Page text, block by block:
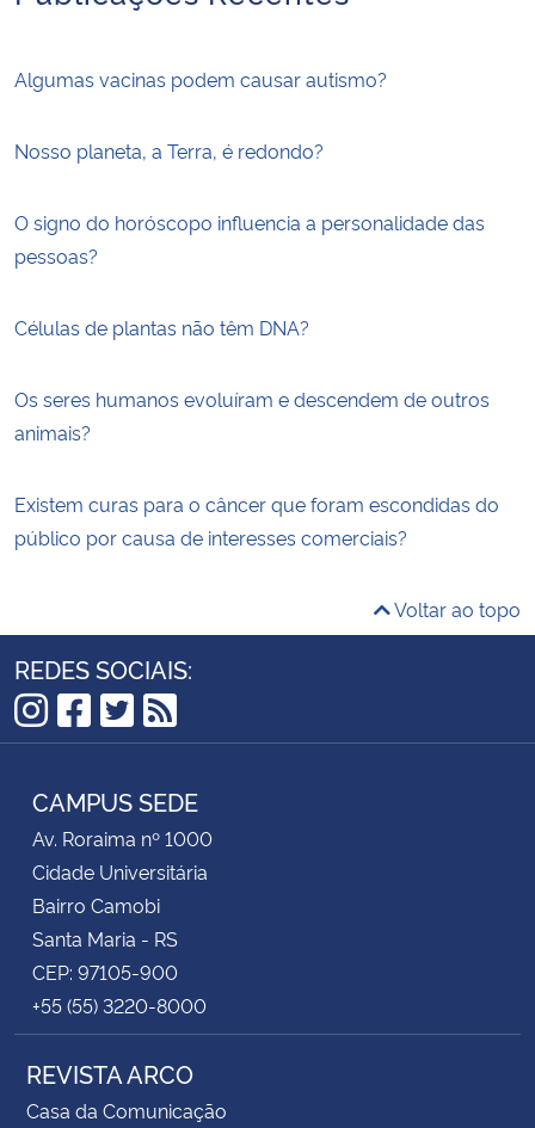
Algumas vacinas podem causar autismo?
Nosso planeta, a Terra, é redondo?
O signo do horóscopo influencia a personalidade das
pessoas?
Células de plantas não têm DNA?
Os seres humanos evoluíram e descendem de outros
animais?
Existem curas para o câncer que foram escondidas do
público por causa de interesses comerciais?
Voltar ao topo
REDES SOCIAIS:
Instagram
Facebook
Twitter
RSS
CAMPUS SEDE
Av. Roraima nº 1000
Cidade Universitária
Bairro Camobi
Santa Maria - RS
CEP: 97105-900
+55 (55) 3220-8000
REVISTA ARCO
Casa da Comunicação